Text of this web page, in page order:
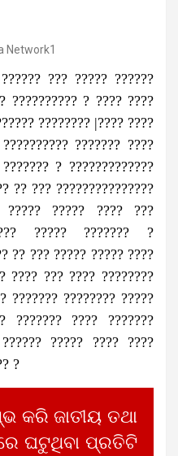
Network1
??? ????? ??????
?????????? ? ???? ????
???????? |???? ????
??????? ????
? ?????????????
?? ??? ???????????????
????? ???? ???
????? ??????? ?
?? ??? ????? ????? ????
???? ??? ???? ????????
??????? ???????? ?????
??????? ???? ???????
????? ???? ????
?
କରି ଜାତୀୟ ତଥା
ଘଟୁଥିବା ପ୍ରତିଟି